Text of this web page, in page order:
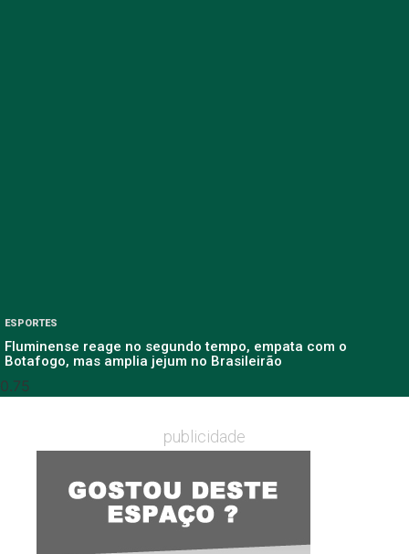
ESPORTES
Fluminense reage no segundo tempo, empata com o
Botafogo, mas amplia jejum no Brasileirão
publicidade